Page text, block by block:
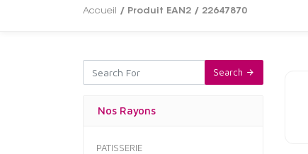
Accueil / Produit EAN2 / 22647870
Search
Nos Rayons
PATISSERIE